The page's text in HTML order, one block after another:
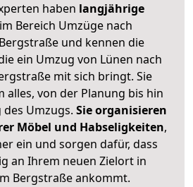
haben langjährige
im Bereich Umzüge nach
und kennen die
ein Umzug von Lünen nach
mit sich bringt. Sie
alles, von der Planung bis hin
Umzugs. Sie organisieren
Möbel und Habseligkeiten,
ein und sorgen dafür, dass
an Ihrem neuen Zielort in
Bergstraße ankommt.